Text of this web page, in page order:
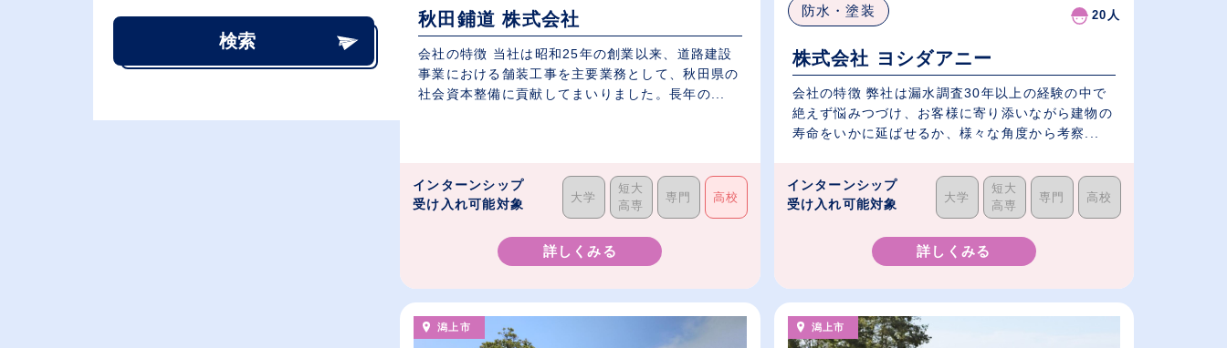
検索
秋田鋪道 株式会社
会社の特徴 当社は昭和25年の創業以来、道路建設
事業における舗装工事を主要業務として、秋田県の
社会資本整備に貢献してまいりました。長年の...
インターンシップ
受け入れ可能対象
大学
短大
高専
専門 高校
詳しくみる
防水・塗装 20人
株式会社 ヨシダアニー
会社の特徴 弊社は漏水調査30年以上の経験の中で
絶えず悩みつづけ、お客様に寄り添いながら建物の
寿命をいかに延ばせるか、様々な角度から考察...
インターンシップ
受け入れ可能対象
大学
短大
高専
専門 高校
詳しくみる
潟上市 潟上市